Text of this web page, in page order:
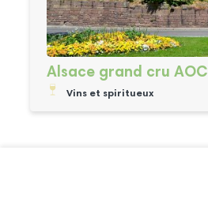
Alsace grand cru AOC
Vins et spiritueux